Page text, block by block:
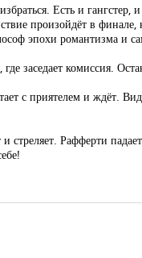
Есть и гангстер,
произойдёт в финале,
эпохи романтизма и
заседает комиссия.
с приятелем и ждёт.
Рафферти